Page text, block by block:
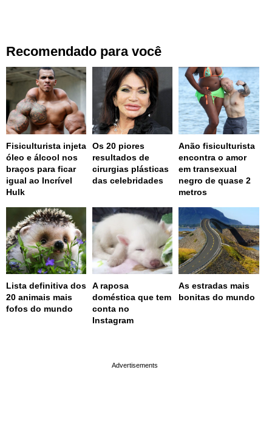
Recomendado para você
Fisiculturista injeta
óleo e álcool nos
braços para ficar
igual ao Incrível
Hulk
Os 20 piores
resultados de
cirurgias plásticas
das celebridades
Anão fisiculturista
encontra o amor
em transexual
negro de quase 2
metros
Lista definitiva dos
20 animais mais
fofos do mundo
A raposa
doméstica que tem
conta no
Instagram
As estradas mais
bonitas do mundo